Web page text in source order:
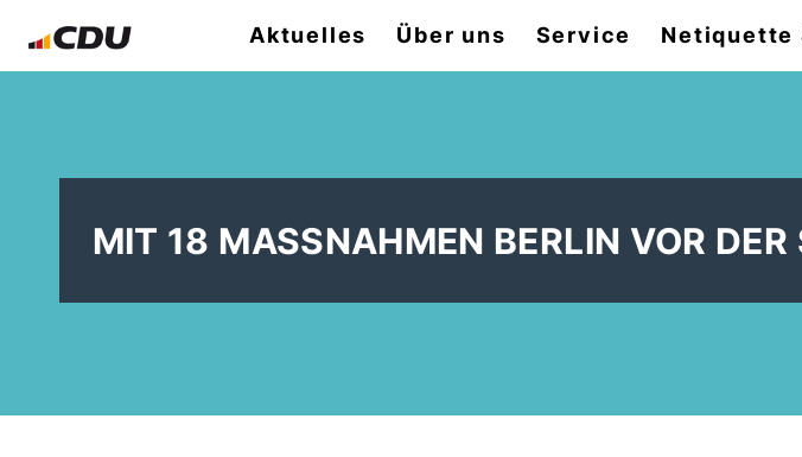
Aktuelles Über uns Service Netiquette
MIT 18 MASSNAHMEN BERLIN VOR